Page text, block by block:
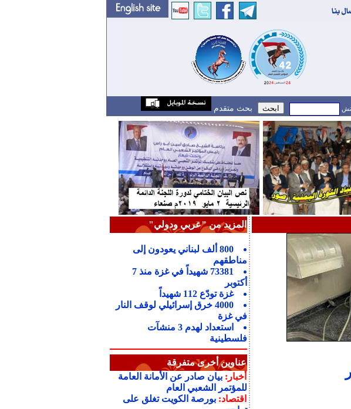
بحث متقدم
المزيد من "عربي ودولي"
800 ألف لبناني يعودون إلى
مناطقهم
73381 شهيداً في غزة منذ 7
أكتوبر
غزة تودّع 112 شهيداً
4000 خرق إسرائيلي لوقف النار
في غزة
استعداد لهدم 3 منشآت
فلسطينية
عناوين أخرى متفرقة
أخبار:بيان صادر عن الأمانة العامة
للمؤتمر الشعبي العام
اقتصاد:بورصة الكويت تغلق على